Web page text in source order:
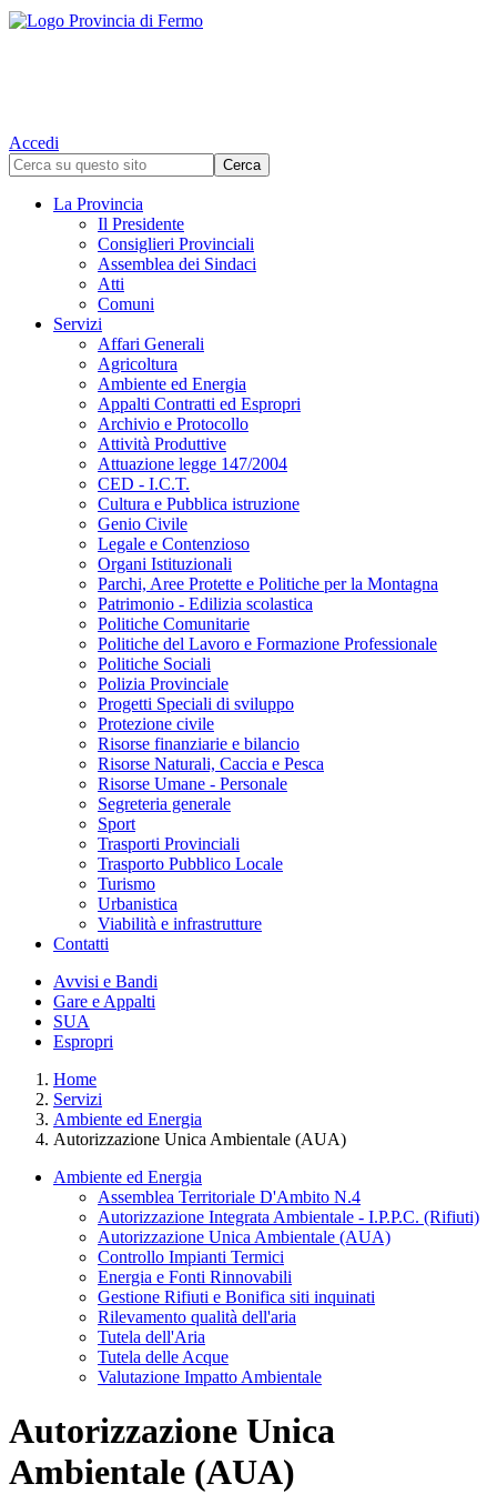
Accedi
La Provincia
Il Presidente
Consiglieri Provinciali
Assemblea dei Sindaci
Atti
Comuni
Servizi
Affari Generali
Agricoltura
Ambiente ed Energia
Appalti Contratti ed Espropri
Archivio e Protocollo
Attività Produttive
Attuazione legge 147/2004
CED - I.C.T.
Cultura e Pubblica istruzione
Genio Civile
Legale e Contenzioso
Organi Istituzionali
Parchi, Aree Protette e Politiche per la Montagna
Patrimonio - Edilizia scolastica
Politiche Comunitarie
Politiche del Lavoro e Formazione Professionale
Politiche Sociali
Polizia Provinciale
Progetti Speciali di sviluppo
Protezione civile
Risorse finanziarie e bilancio
Risorse Naturali, Caccia e Pesca
Risorse Umane - Personale
Segreteria generale
Sport
Trasporti Provinciali
Trasporto Pubblico Locale
Turismo
Urbanistica
Viabilità e infrastrutture
Contatti
Avvisi e Bandi
Gare e Appalti
SUA
Espropri
Home
Servizi
Ambiente ed Energia
Autorizzazione Unica Ambientale (AUA)
Ambiente ed Energia
Assemblea Territoriale D'Ambito N.4
Autorizzazione Integrata Ambientale - I.P.P.C. (Rifiuti)
Autorizzazione Unica Ambientale (AUA)
Controllo Impianti Termici
Energia e Fonti Rinnovabili
Gestione Rifiuti e Bonifica siti inquinati
Rilevamento qualità dell'aria
Tutela dell'Aria
Tutela delle Acque
Valutazione Impatto Ambientale
Autorizzazione Unica
Ambientale (AUA)